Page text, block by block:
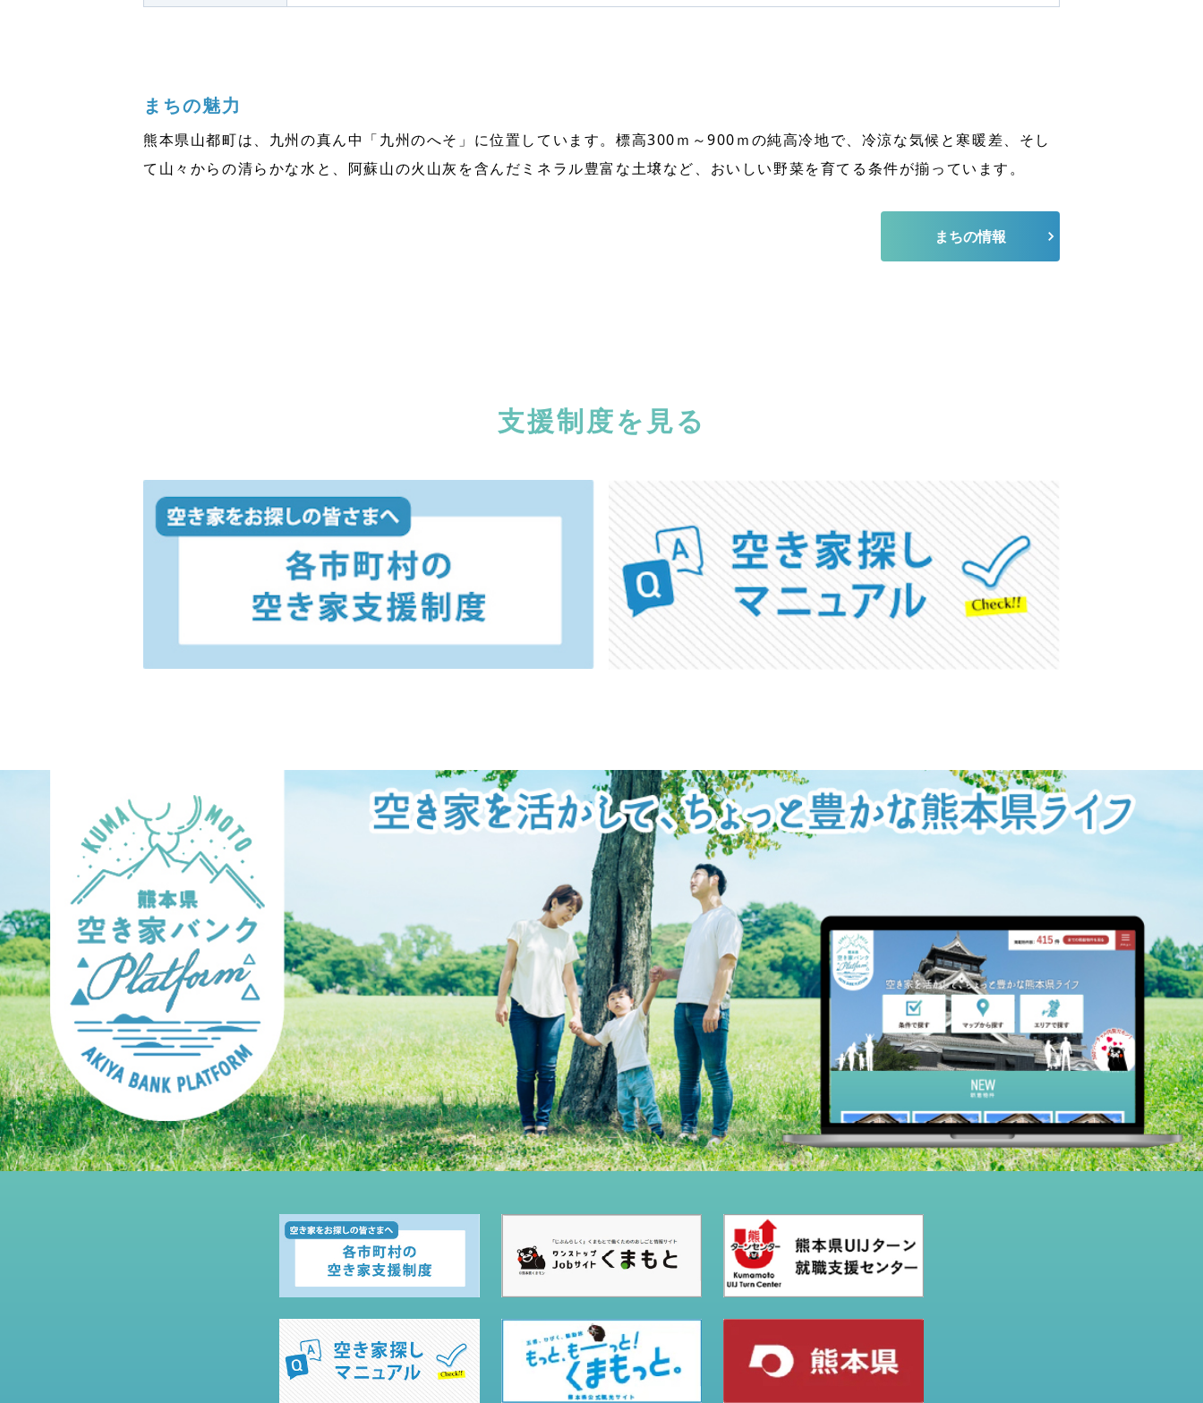
まちの魅力
熊本県山都町は、九州の真ん中「九州のへそ」に位置しています。標高300ｍ～900ｍの純高冷地で、冷涼な気候と寒暖差、そし
て山々からの清らかな水と、阿蘇山の火山灰を含んだミネラル豊富な土壌など、おいしい野菜を育てる条件が揃っています。
まちの情報
支援制度を見る